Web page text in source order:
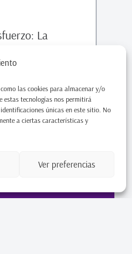
las cookies para almacenar y/o
estas tecnologías nos permitirá
únicas en este sitio. No
a ciertas características y
Ver preferencias
La
¿O que